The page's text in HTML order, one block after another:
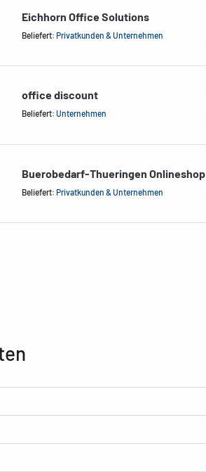
Eichhorn Office Solutions
Beliefert: Privatkunden & Unternehmen
office discount
Beliefert: Unternehmen
Buerobedarf-Thueringen Onlineshop
Beliefert: Privatkunden & Unternehmen